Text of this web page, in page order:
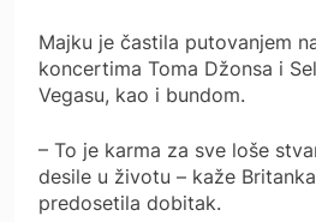
Majku je častila putovanjem
koncertima Toma Džonsa i
Vegasu, kao i bundom.
– To je karma za sve loše
desile u životu – kaže
predosetila dobitak.